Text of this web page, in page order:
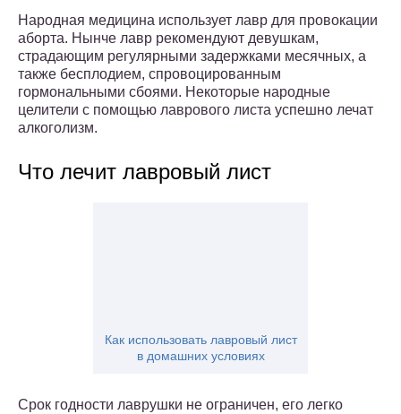
Народная медицина использует лавр для провокации
аборта. Нынче лавр рекомендуют девушкам,
страдающим регулярными задержками месячных, а
также бесплодием, спровоцированным
гормональными сбоями. Некоторые народные
целители с помощью лаврового листа успешно лечат
алкоголизм.
Что лечит лавровый лист
Как использовать лавровый лист
в домашних условиях
Срок годности лаврушки не ограничен, его легко